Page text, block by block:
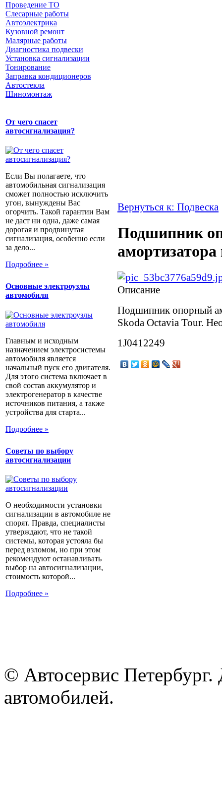
Проведение ТО
Слесарные работы
Автоэлектрика
Кузовной ремонт
Малярные работы
Диагностика подвески
Установка сигнализации
Тонирование
Заправка кондиционеров
Автостекла
Шиномонтаж
От чего спасет
автосигнализация?
Если Вы полагаете, что
автомобильная сигнализация
сможет полностью исключить
угон, вынуждены Вас
огорчить. Такой гарантии Вам
не даст ни одна, даже самая
дорогая и продвинутая
сигнализация, особенно если
за дело...
Подробнее »
Основные электроузлы
автомобиля
Главным и исходным
назначением электросистемы
автомобиля является
начальный пуск его двигателя.
Для этого система включает в
свой состав аккумулятор и
электрогенератор в качестве
источников питания, а также
устройства для старта...
Подробнее »
Советы по выбору
автосигнализации
О необходимости установки
сигнализации в автомобиле не
спорят. Правда, специалисты
утверждают, что не такой
системы, которая устояла бы
перед взломом, но при этом
рекомендуют останавливать
выбор на автосигнализации,
стоимость которой...
Подробнее »
Вернуться к: Подвеска
Подшипник
амортизатора
Описание
Подшипник опорный
Skoda Octavia Tour.
1J0412249
© Автосервис
автомобилей.